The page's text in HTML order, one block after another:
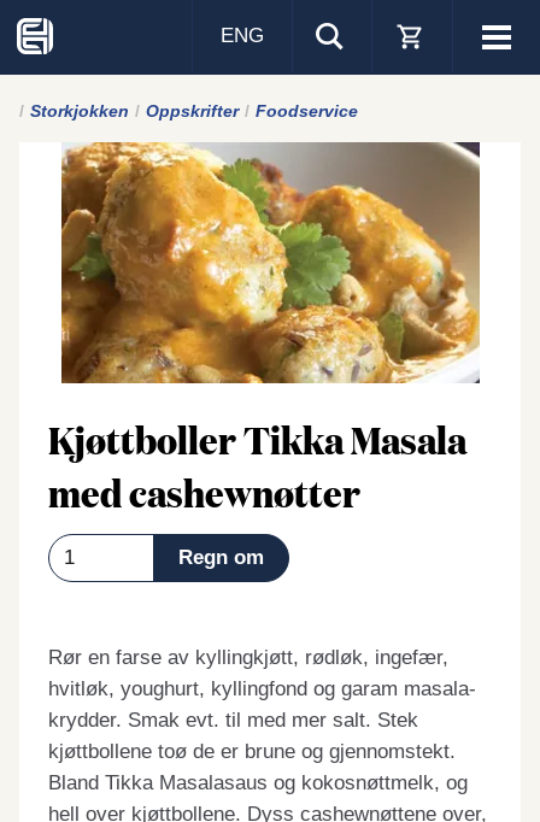
Visa
ENG
Storkjokken Oppskrifter Foodservice
Kjøttboller Tikka Masala
med cashewnøtter
Rør en farse av kyllingkjøtt, rødløk, ingefær,
hvitløk, youghurt, kyllingfond og garam masala-
krydder. Smak evt. til med mer salt. Stek
kjøttbollene toø de er brune og gjennomstekt.
Bland Tikka Masalasaus og kokosnøttmelk, og
hell over kjøttbollene. Dyss cashewnøttene over,